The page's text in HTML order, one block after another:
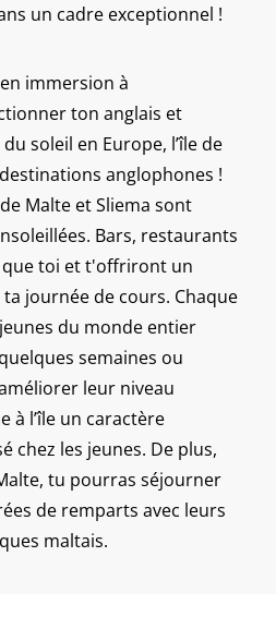
un cadre exceptionnel !
immersion à
ton anglais et
soleil en Europe, l’île de
anglophones !
Malte et Sliema sont
Bars, restaurants
que toi et t'offriront un
journée de cours. Chaque
du monde entier
semaines ou
leur niveau
à l’île un caractère
chez les jeunes. De plus,
tu pourras séjourner
de remparts avec leurs
maltais.